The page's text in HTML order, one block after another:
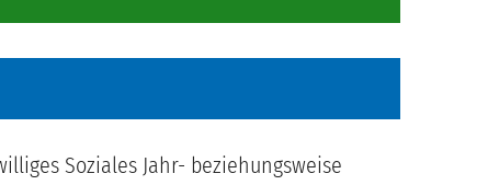
Soziales Jahr- beziehungsweise